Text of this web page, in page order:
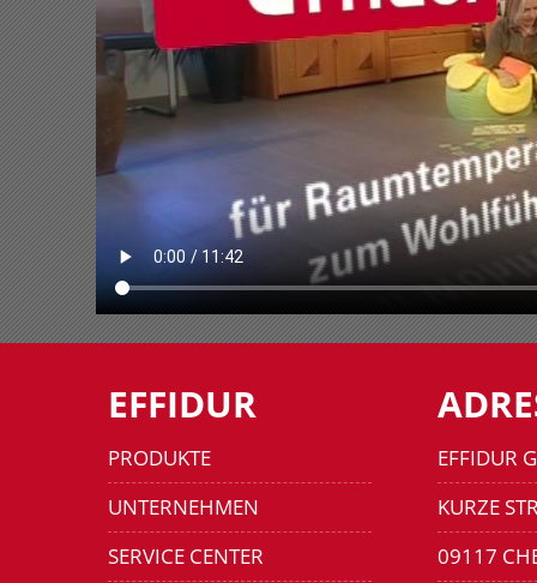
EFFIDUR
PRODUKTE
UNTERNEHMEN
SERVICE CENTER
EFFIDUR
KURZE
09117